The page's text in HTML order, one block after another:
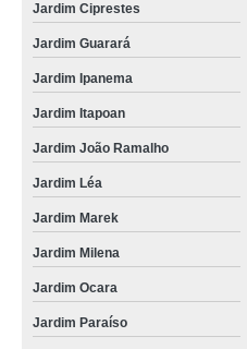
Jardim Ciprestes
Jardim Guarará
Jardim Ipanema
Jardim Itapoan
Jardim João Ramalho
Jardim Léa
Jardim Marek
Jardim Milena
Jardim Ocara
Jardim Paraíso